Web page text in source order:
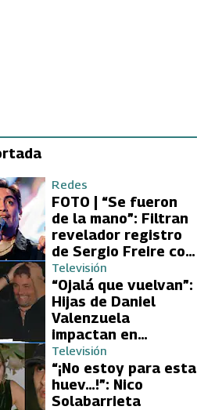
Redes
FOTO | “Se fueron
de la mano”: Filtran
revelador registro
de Sergio Freire con
supuesta nueva
conquista
Televisión
“Ojalá que vuelvan”:
Hijas de Daniel
Valenzuela
impactan en
Volverías con tu Ex
2 con directa
petición a su papá
sobre Yamila Reyna
Televisión
“¡No estoy para esta
huev…!”: Nico
Solabarrieta